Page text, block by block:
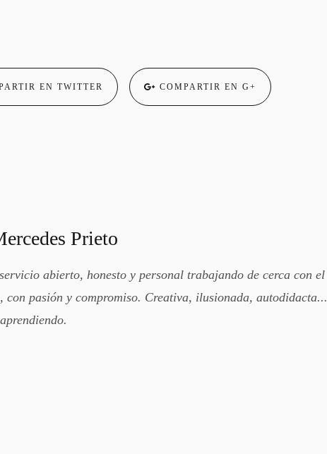
EN TWITTER COMPARTIR EN G+
Prieto
abierto, honesto y personal trabajando de cerca con el
pasión y compromiso. Creativa, ilusionada, autodidacta...